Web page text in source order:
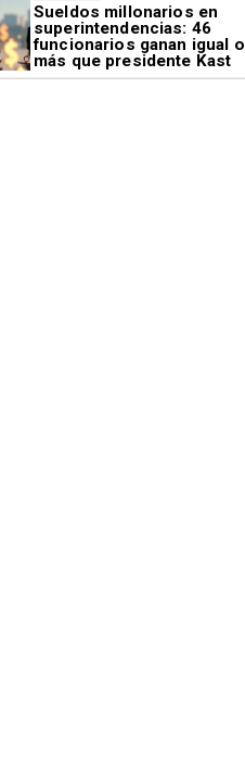
Sueldos millonarios en
superintendencias: 46
funcionarios ganan igual o
más que presidente Kast